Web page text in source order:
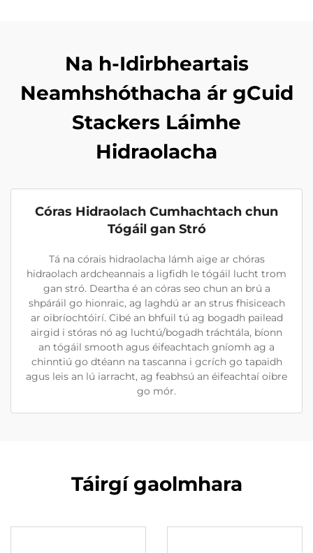
Na h-Idirbheartais
Neamhshóthacha ár gCuid
Stackers Láimhe
Hidraolacha
Córas Hidraolach Cumhachtach chun
Tógáil gan Stró
Tá na córais hidraolacha lámh aige ar chóras
hidraolach ardcheannais a ligfidh le tógáil lucht trom
gan stró. Deartha é an córas seo chun an brú a
shpáráil go hionraic, ag laghdú ar an strus fhisiceach
ar oibríochtóirí. Cibé an bhfuil tú ag bogadh pailead
airgid i stóras nó ag luchtú/bogadh tráchtála, bíonn
an tógáil smooth agus éifeachtach gníomh ag a
chinntiú go dtéann na tascanna i gcrích go tapaidh
agus leis an lú iarracht, ag feabhsú an éifeachtaí oibre
go mór.
Táirgí gaolmhara